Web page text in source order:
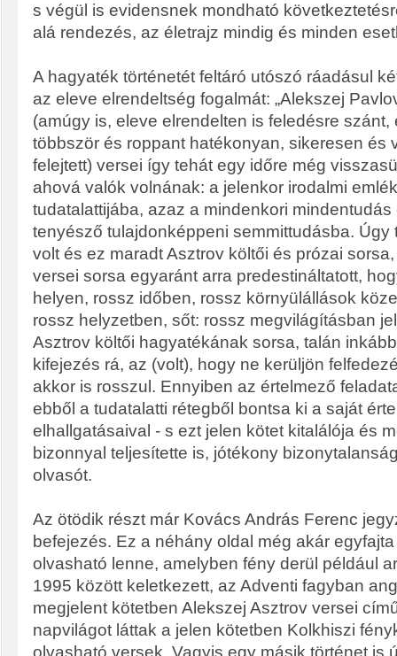
s végül is evidensnek mondható
alá rendezés, az életrajz mindig és minden
A hagyaték történetét feltáró utószó ráadásul
az eleve elrendeltség fogalmát: „Alekszej
(amúgy is, eleve elrendelten is feledésre szánt,
többször és roppant hatékonyan, sikeresen és
felejtett) versei így tehát egy időre még
ahová valók volnának: a jelenkor irodalmi
tudatalattijába, azaz a mindenkori mindentudás
tenyésző tulajdonképpeni semmittudásba. Úgy
volt és ez maradt Asztrov költői és prózai
versei sorsa egyaránt arra predestináltatott,
helyen, rossz időben, rossz környülállások
rossz helyzetben, sőt: rossz megvilágításban
Asztrov költői hagyatékának sorsa, talán
kifejezés rá, az (volt), hogy ne kerüljön
akkor is rosszul. Ennyiben az értelmező
ebből a tudatalatti rétegből bontsa ki a saját
elhallgatásaival - s ezt jelen kötet kitalálója és
bizonnyal teljesítette is, jótékony
olvasót.
Az ötödik részt már Kovács András Ferenc
befejezés. Ez a néhány oldal még akár
olvasható lenne, amelyben fény derül például
1995 között keletkezett, az Adventi fagyban
megjelent kötetben Alekszej Asztrov versei
napvilágot láttak a jelen kötetben Kolkhiszi
olvasható versek. Vagyis egy másik történet is